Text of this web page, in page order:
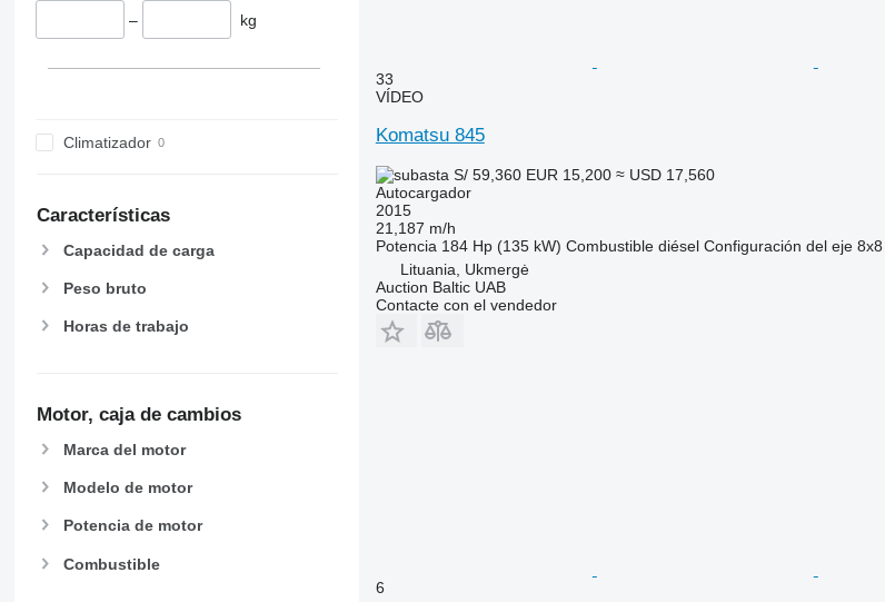
– kg
Climatizador
Características
Capacidad de carga
Peso bruto
Horas de trabajo
Motor, caja de cambios
Marca del motor
Modelo de motor
Potencia de motor
Combustible
33
VÍDEO
Komatsu 845
S/ 59,360 EUR 15,200 ≈ USD 17,560
Autocargador
2015
21,187 m/h
Potencia 184 Hp (135 kW) Combustible diésel Configuración del eje 8x8
Lituania, Ukmergė
Auction Baltic UAB
Contacte con el vendedor
6